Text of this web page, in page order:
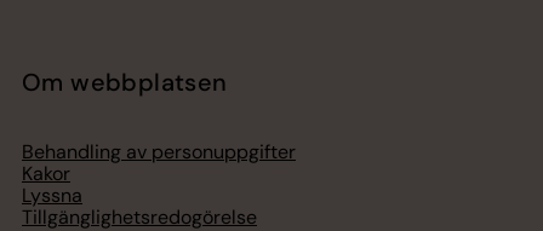
Om webbplatsen
Behandling av personuppgifter
Kakor
Lyssna
Tillgänglighetsredogörelse